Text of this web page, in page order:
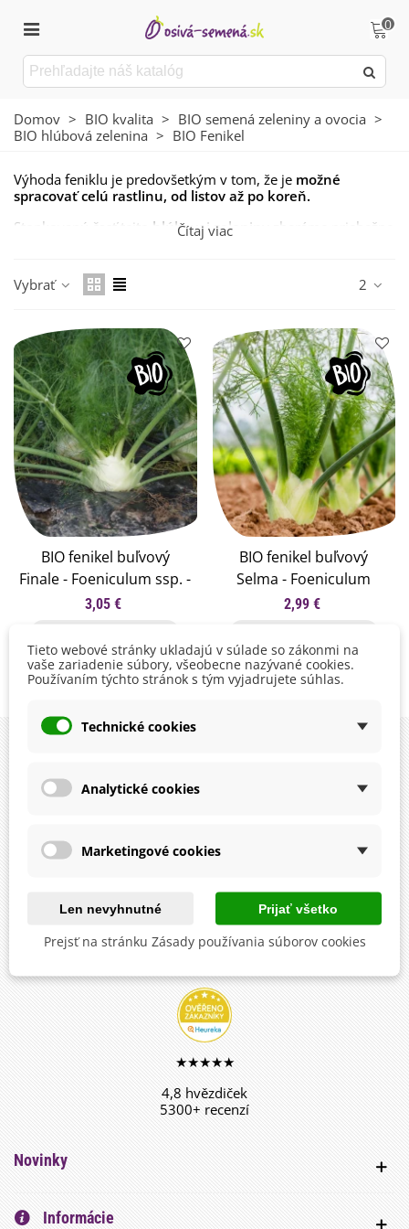
0
Domov > BIO kvalita > BIO semená zeleniny a ovocia >
BIO hlúbová zelenina > BIO Fenikel
Výhoda feniklu je predovšetkým v tom, že je možné
spracovať celú rastlinu, od listov až po koreň.
Stopkovanú časť tejto hlúbovej zeleniny
zberáme priebežne
počas rastu, hľuznatú časť priebežnej od augusta do
Hoci niektoré odrody prvé jesenné mrazíky znesú, so
A aké súprínosy tejto zeleniny
?
Fenikelje silne aromatickou zeleninou, ktorú nájdete
predovšetkým vtalianskej a francúzskej kuchyni.Možno
ho konzumovať v surovom stave, pečený, varený alebo ako
korenie. Feniklový odvar sa najčastejšie používa proti
nadúvaniu a pri zlepšení činnosti čriev.
Semená feniklu môžete u nás zakúpiť aj vBIO kvalite.
Čítaj viac
Vybrať 2
BIO fenikel buľvový
Finale - Foeniculum ssp. -
bio semená fenikla - 50
ks
3,05 €
BIO fenikel buľvový
Selma - Foeniculum
vulgare - bio semená
fenikla - 50 ks
2,99 €
facebook
★★★★★
4,8 hvězdiček
5300+ recenzí
Novinky
Informácie
Tieto webové stránky ukladajú v súlade so zákonmi na
vaše zariadenie súbory, všeobecne nazývané cookies.
Používaním týchto stránok s tým vyjadrujete súhlas.
Technické cookies
Analytické cookies
Marketingové cookies
Len nevyhnutné Prijať všetko
Prejsť na stránku Zásady používania súborov cookies